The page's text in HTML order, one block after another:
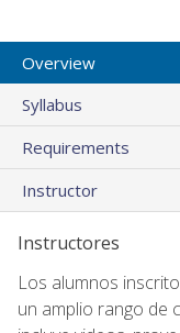
Overview
Syllabus
Requirements
Instructor
Instructores
Los alumnos
un amplio rango de